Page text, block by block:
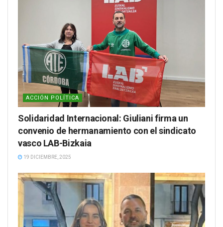
ACCIÓN POLÍTICA
Solidaridad Internacional: Giuliani firma un
convenio de hermanamiento con el sindicato
vasco LAB-Bizkaia
19 DICIEMBRE, 2025